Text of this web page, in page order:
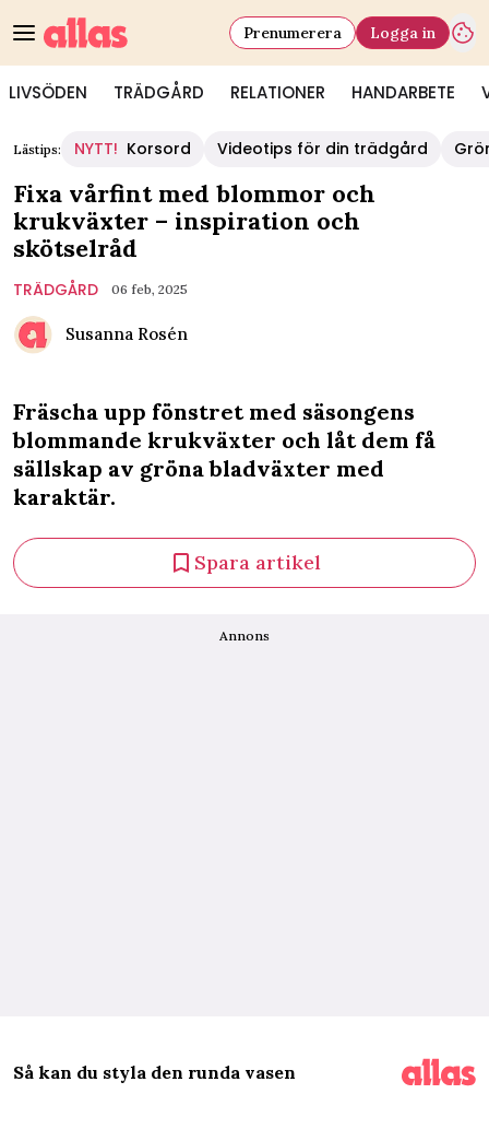
LIVSÖDEN TRÄDGÅRD RELATIONER HANDARBETE
Prenumerera Logga in
Lästips: NYTT! Korsord Videotips för din trädgård
Fixa vårfint med blommor och
krukväxter – inspiration och
skötselråd
TRÄDGÅRD 06 feb, 2025
Susanna Rosén
Fräscha upp fönstret med säsongens
blommande krukväxter och låt dem få
sällskap av gröna bladväxter med
karaktär.
Spara artikel
Annons
Så kan du styla den runda vasen